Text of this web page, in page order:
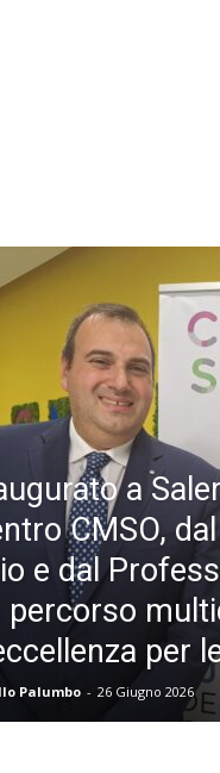
a
CMSO,
e dal
percorso
per
Palumbo - 26 Giugno 2026